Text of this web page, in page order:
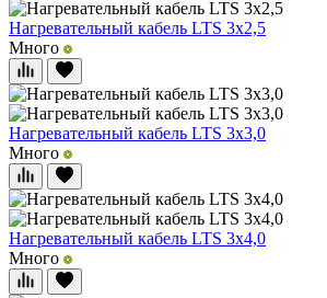
Нагревательный кабель LTS 3x2,5
Много
Нагревательный кабель LTS 3x3,0
Много
Нагревательный кабель LTS 3x4,0
Много